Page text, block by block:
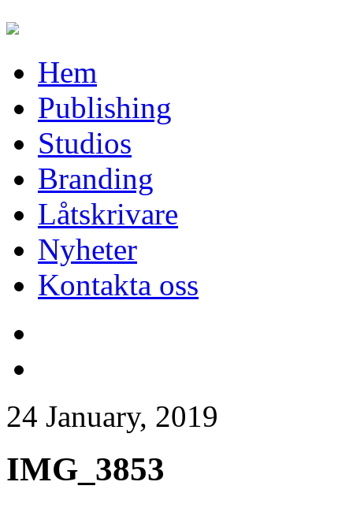
Hem
Publishing
Studios
Branding
Låtskrivare
Nyheter
Kontakta oss
24 January, 2019
IMG_3853